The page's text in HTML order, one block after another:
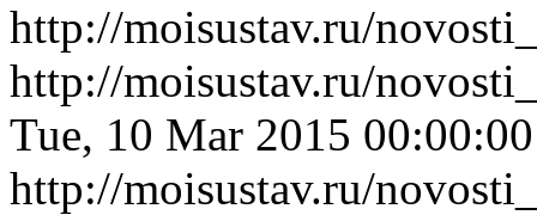
http://moisustav.ru/
http://moisustav.ru/
Tue, 10 Mar 2015
http://moisustav.ru/